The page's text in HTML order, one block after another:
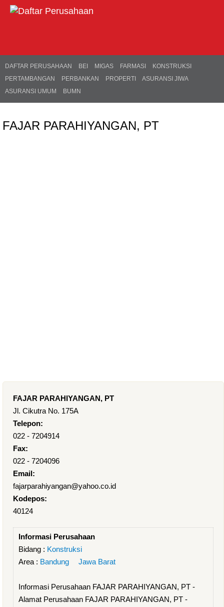
DAFTAR PERUSAHAAN BEI MIGAS FARMASI
KONSTRUKSI
PERTAMBANGAN
PERBANKAN PROPERTI
ASURANSI JIWA
ASURANSI UMUM
BUMN
FAJAR PARAHIYANGAN, PT
FAJAR PARAHIYANGAN, PT
Jl. Cikutra No. 175A
Telepon:
022 - 7204914
Fax:
022 - 7204096
Email:
fajarparahiyangan@yahoo.co.id
Kodepos:
40124
Informasi Perusahaan
Bidang : Konstruksi
Area : Bandung Jawa Barat
Informasi Perusahaan FAJAR PARAHIYANGAN, PT -
Alamat Perusahaan FAJAR PARAHIYANGAN, PT -